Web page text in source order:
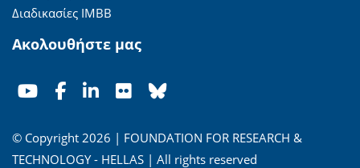
Διαδικασίες ΙΜΒΒ
Ακολουθήστε μας
© Copyright 2026 | FOUNDATION FOR RESEARCH &
TECHNOLOGY - HELLAS | All rights reserved